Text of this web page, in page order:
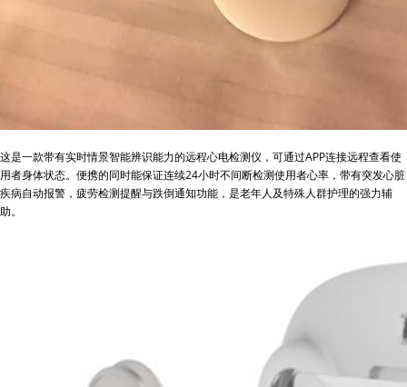
这是一款带有实时情景智能辨识能力的远程心电检测仪，可通过APP连接远程查看使
用者身体状态。便携的同时能保证连续24小时不间断检测使用者心率，带有突发心脏
疾病自动报警，疲劳检测提醒与跌倒通知功能，是老年人及特殊人群护理的强力辅
助。